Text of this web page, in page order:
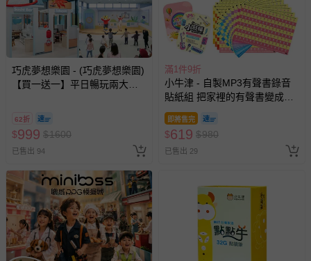
巧虎夢想樂園 - (巧虎夢想樂園)
【買一送一】平日暢玩兩大一
換，贈送券現場領取)-效期至
2026/10/16 正券逾期視同現金
券使用
62折
$999 $1600
已售出 94
滿1件9折
小牛津 - 自製MP3有聲書錄音
貼紙組 把家裡的有聲書變成點
讀書-3000張MP3放音貼紙.200
張錄音貼紙.8張音樂小卡
即將售完
$619 $980
已售出 29